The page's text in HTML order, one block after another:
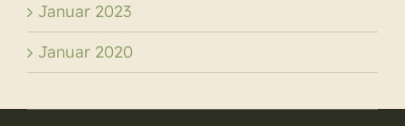
Januar 2023
Januar 2020